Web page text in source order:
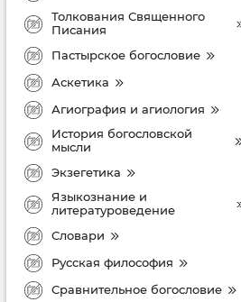
Толкования Священного
Писания
Пастырское богословие
Аскетика
Агиография и агиология
История богословской
мысли
Экзегетика
Языкознание и
литературоведение
Словари
Русская философия
Сравнительное богословие